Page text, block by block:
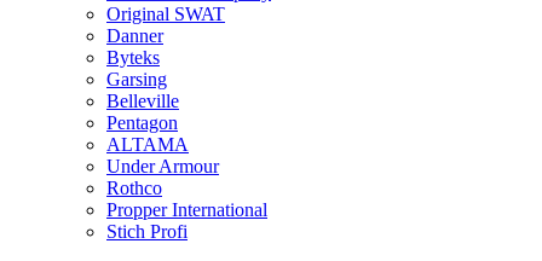
Original SWAT
Danner
Byteks
Garsing
Belleville
Pentagon
ALTAMA
Under Armour
Rothco
Propper International
Stich Profi